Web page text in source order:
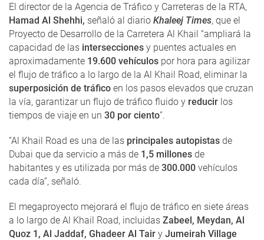
El director de la Agencia de Tráfico y Carreteras de la RTA,
Hamad Al Shehhi, señaló al diario Khaleej Times, que el
Proyecto de Desarrollo de la Carretera Al Khail “ampliará la
capacidad de las intersecciones y puentes actuales en
aproximadamente 19.600 vehículos por hora para agilizar
el flujo de tráfico a lo largo de la Al Khail Road, eliminar la
superposición de tráfico en los pasos elevados que cruzan
la vía, garantizar un flujo de tráfico fluido y reducir los
tiempos de viaje en un 30 por ciento”.
“Al Khail Road es una de las principales autopistas de
Dubai que da servicio a más de 1,5 millones de
habitantes y es utilizada por más de 300.000 vehículos
cada día”, señaló.
El megaproyecto mejorará el flujo de tráfico en siete áreas
a lo largo de Al Khail Road, incluidas Zabeel, Meydan, Al
Quoz 1, Al Jaddaf, Ghadeer Al Tair y Jumeirah Village